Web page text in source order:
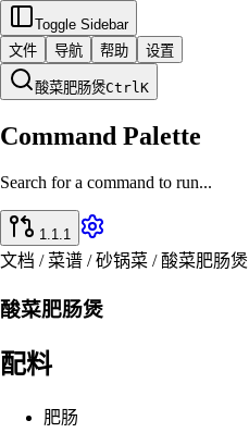
Toggle Sidebar
文件
导航 帮助 设置
酸菜肥肠煲CtrlK
Command Palette
Search for a command to run...
1.1.1
文档 / 菜谱 / 砂锅菜 / 酸菜肥肠煲
酸菜肥肠煲
配料
肥肠